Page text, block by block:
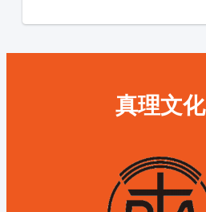
真理文化